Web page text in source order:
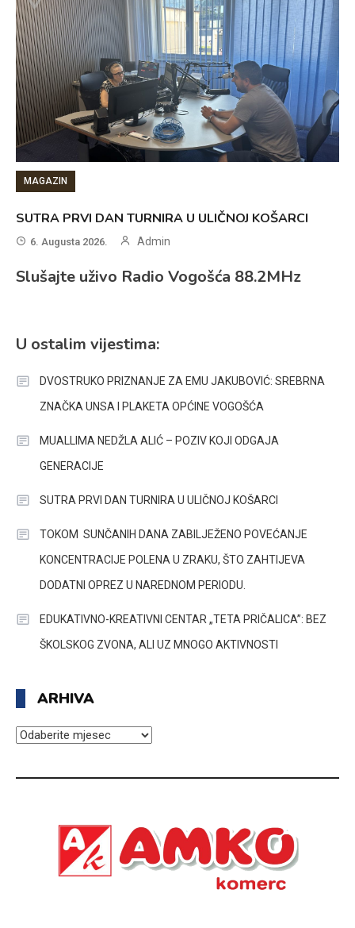
MAGAZIN
SUTRA PRVI DAN TURNIRA U ULIČNOJ KOŠARCI
6. Augusta 2026. Admin
Slušajte uživo Radio Vogošća 88.2MHz
U ostalim vijestima:
DVOSTRUKO PRIZNANJE ZA EMU JAKUBOVIĆ: SREBRNA
ZNAČKA UNSA I PLAKETA OPĆINE VOGOŠĆA
MUALLIMA NEDŽLA ALIĆ – POZIV KOJI ODGAJA
GENERACIJE
SUTRA PRVI DAN TURNIRA U ULIČNOJ KOŠARCI
TOKOM SUNČANIH DANA ZABILJEŽENO POVEĆANJE
KONCENTRACIJE POLENA U ZRAKU, ŠTO ZAHTIJEVA
DODATNI OPREZ U NAREDNOM PERIODU.
EDUKATIVNO-KREATIVNI CENTAR „TETA PRIČALICA”: BEZ
ŠKOLSKOG ZVONA, ALI UZ MNOGO AKTIVNOSTI
ARHIVA
ARHIVA